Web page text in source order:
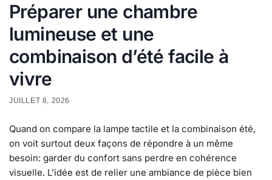
Préparer une chambre
lumineuse et une
combinaison d’été facile à
vivre
JUILLET 8, 2026
Quand on compare la lampe tactile et la combinaison été,
on voit surtout deux façons de répondre à un même
besoin: garder du confort sans perdre en cohérence
visuelle. L’idée est de relier une ambiance de pièce bien